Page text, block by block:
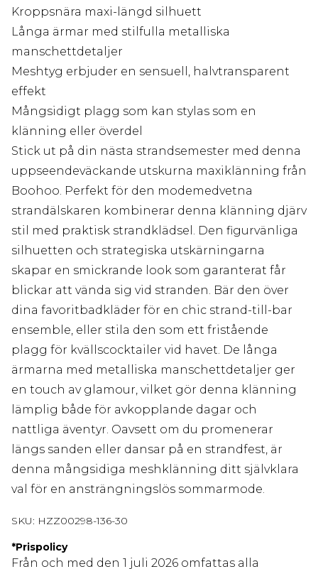
Kroppsnära maxi-längd silhuett
Långa ärmar med stilfulla metalliska
manschettdetaljer
Meshtyg erbjuder en sensuell, halvtransparent
effekt
Mångsidigt plagg som kan stylas som en
klänning eller överdel
Stick ut på din nästa strandsemester med denna
uppseendeväckande utskurna maxiklänning från
Boohoo. Perfekt för den modemedvetna
strandälskaren kombinerar denna klänning djärv
stil med praktisk strandklädsel. Den figurvänliga
silhuetten och strategiska utskärningarna
skapar en smickrande look som garanterat får
blickar att vända sig vid stranden. Bär den över
dina favoritbadkläder för en chic strand-till-bar
ensemble, eller stila den som ett fristående
plagg för kvällscocktailer vid havet. De långa
ärmarna med metalliska manschettdetaljer ger
en touch av glamour, vilket gör denna klänning
lämplig både för avkopplande dagar och
nattliga äventyr. Oavsett om du promenerar
längs sanden eller dansar på en strandfest, är
denna mångsidiga meshklänning ditt självklara
val för en ansträngningslös sommarmode.
SKU: HZZ00298-136-30
*Prispolicy
Från och med den 1 juli 2026 omfattas alla